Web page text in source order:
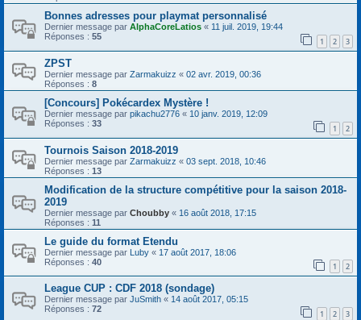
Bonnes adresses pour playmat personnalisé
Dernier message par AlphaCoreLatios « 11 juil. 2019, 19:44
Réponses : 55 1 2 3
ZPST
Dernier message par Zarmakuizz « 02 avr. 2019, 00:36
Réponses : 8
[Concours] Pokécardex Mystère !
Dernier message par pikachu2776 « 10 janv. 2019, 12:09
Réponses : 33 1 2
Tournois Saison 2018-2019
Dernier message par Zarmakuizz « 03 sept. 2018, 10:46
Réponses : 13
Modification de la structure compétitive pour la saison 2018-
2019
Dernier message par Choubby « 16 août 2018, 17:15
Réponses : 11
Le guide du format Etendu
Dernier message par Luby « 17 août 2017, 18:06
Réponses : 40 1 2
League CUP : CDF 2018 (sondage)
Dernier message par JuSmith « 14 août 2017, 05:15
Réponses : 72 1 2 3